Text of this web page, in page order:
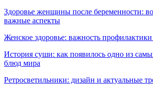
Здоровье женщины после беременности:
важные аспекты
Женское здоровье: важность
История суши: как появилось одно из
блюд мира
Ретросветильники: дизайн и актуальные